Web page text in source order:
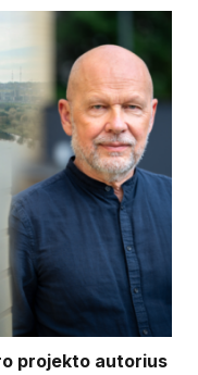
projekto autorius